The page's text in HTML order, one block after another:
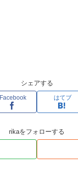
シェアする
Facebook はてブ
rikaをフォローする